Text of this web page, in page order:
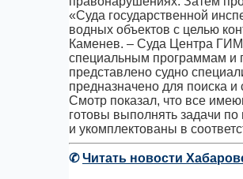
«Суда государственной
водных объектов с целью
Каменев. – Суда Центра
специальным программам и
представлено судно
предназначено для поиска и
Смотр показал, что все
готовы выполнять задачи
и укомплектованы в
✆Читать новости